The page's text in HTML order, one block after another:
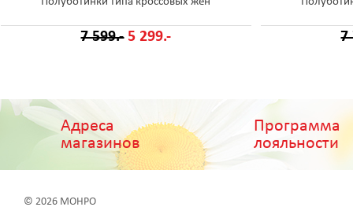
7 599.- 5 299.- 7
Адреса
магазинов
Программа
лояльности
© 2026 МОНРО